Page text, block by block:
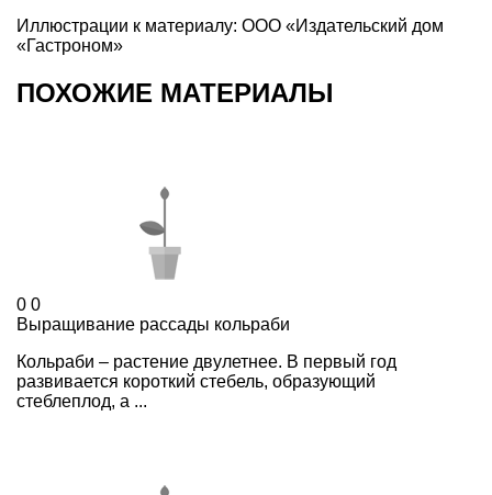
Иллюстрации к материалу: ООО «Издательский дом
«Гастроном»
ПОХОЖИЕ МАТЕРИАЛЫ
0 0
Выращивание рассады кольраби
Кольраби – растение двулетнее. В первый год
развивается короткий стебель, образующий
стеблеплод, а ...